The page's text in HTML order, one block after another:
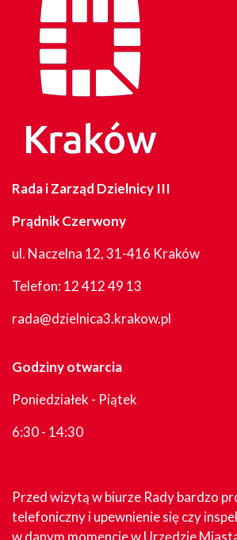
Rada i Zarząd Dzielnicy III
Prądnik Czerwony
ul. Naczelna 12, 31-416 Kraków
Telefon:12 412 49 13
rada@dzielnica3.krakow.pl
Godziny otwarcia
Poniedziałek - Piątek
6:30 - 14:30
Przed wizytą w biurze Rady bardzo
telefoniczny i upewnienie się czy
w danym momencie w Urzędzie